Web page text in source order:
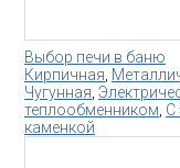
Выбор печи в баню
Кирпичная
Чугунная
теплообменником С
каменкой